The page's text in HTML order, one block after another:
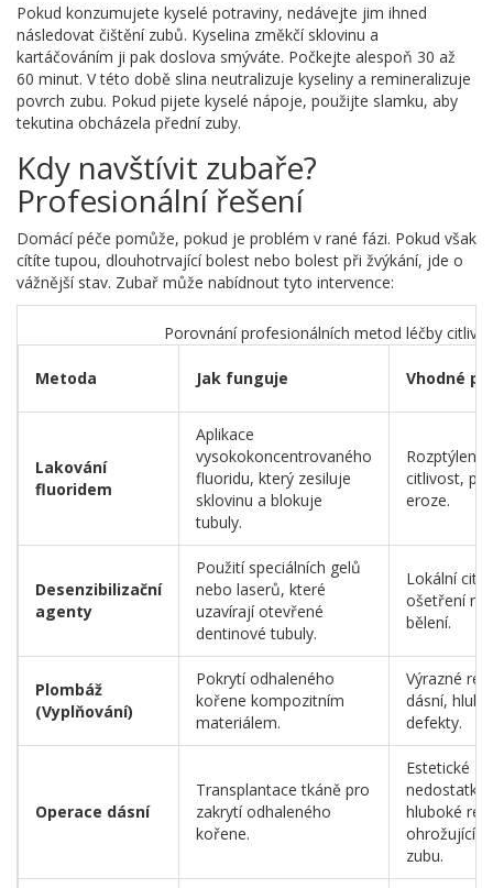
Pokud konzumujete kyselé potraviny, nedávejte jim ihned
následovat čištění zubů. Kyselina změkčí sklovinu a
kartáčováním ji pak doslova smýváte. Počkejte alespoň 30 až
60 minut. V této době slina neutralizuje kyseliny a remineralizuje
povrch zubu. Pokud pijete kyselé nápoje, použijte slamku, aby
tekutina obcházela přední zuby.
Kdy navštívit zubaře?
Profesionální řešení
Domácí péče pomůže, pokud je problém v rané fázi. Pokud však
cítíte tupou, dlouhotrvající bolest nebo bolest při žvýkání, jde o
vážnější stav. Zubař může nabídnout tyto intervence:
Porovnání profesionálních metod léčby
Metoda Jak funguje Vhodné
Lakování
fluoridem
Aplikace
vysokokoncentrovaného
fluoridu, který zesiluje
sklovinu a blokuje
tubuly.
Rozptýlená
citlivost,
eroze.
Desenzibilizační
agenty
Použití speciálních gelů
nebo laserů, které
uzavírají otevřené
dentinové tubuly.
Lokální
ošetření
bělení.
Plombáž
(Vyplňování)
Pokrytí odhaleného
kořene kompozitním
materiálem.
Výrazné
dásní,
defekty.
Operace dásní
Transplantace tkáně pro
zakrytí odhaleného
kořene.
Estetické
nedostatky,
hluboké
ohrožující
zubu.